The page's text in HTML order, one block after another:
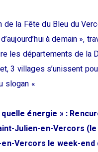
de la Fête du Bleu du
à demain »,
les départements de la
3 villages s’unissent
slogan «
énergie » :
Julien-en-Vercors
Vercors le week-end